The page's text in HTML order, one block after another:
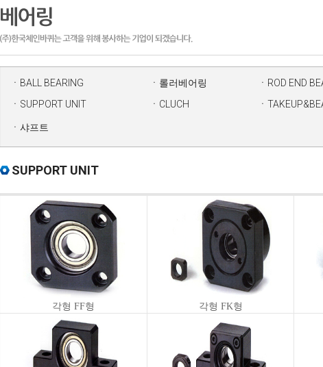
하이포맥스
기어박스
동력전달요소
도면자료실
후아록
ㆍBALL BEARING ㆍ롤러베어링 ㆍROD END
ㆍSUPPORT UNIT
ㆍCLUCH ㆍ
ㆍ샤프트
SUPPORT UNIT
각형 FF형 각형 FK형